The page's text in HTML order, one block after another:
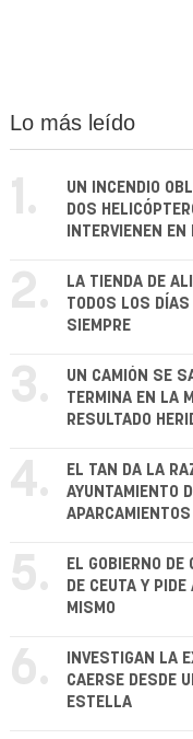
Lo más leído
1.
UN INCENDIO
DOS
INTERVIENEN EN
2.
LA TIENDA DE
TODOS LOS
SIEMPRE
3.
UN CAMIÓN SE
TERMINA EN LA
RESULTADO
4.
EL TAN DA LA
AYUNTAMIENTO
5.
EL GOBIERNO
DE CEUTA Y
MISMO
6.
INVESTIGAN LA
CAERSE DESDE
ESTELLA